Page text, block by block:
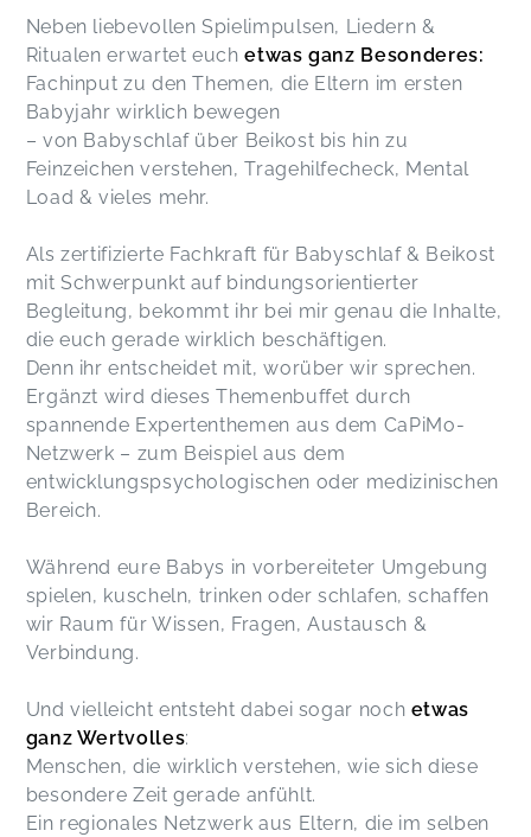
Neben liebevollen Spielimpulsen, Liedern &
Ritualen erwartet euchetwas ganz Besonderes:
Fachinput zu den Themen, die Eltern im ersten
Babyjahr wirklich bewegen
– von Babyschlaf über Beikost bis hin zu
Feinzeichen verstehen, Tragehilfecheck, Mental
Load & vieles mehr.
Als zertifizierte Fachkraft für Babyschlaf & Beikost
mit Schwerpunkt auf bindungsorientierter
Begleitung, bekommt ihr bei mir genau die Inhalte,
die euch gerade wirklich beschäftigen.
Denn ihr entscheidet mit, worüber wir sprechen.
Ergänzt wird dieses Themenbuffet durch
spannende Expertenthemen aus dem CaPiMo-
Netzwerk – zum Beispiel aus dem
entwicklungspsychologischen oder medizinischen
Bereich.
Während eure Babys in vorbereiteter Umgebung
spielen, kuscheln, trinken oder schlafen, schaffen
wir Raum für Wissen, Fragen, Austausch &
Verbindung.
Und vielleicht entsteht dabei sogar noch etwas
ganz Wertvolles:
Menschen, die wirklich verstehen, wie sich diese
besondere Zeit gerade anfühlt.
Ein regionales Netzwerk aus Eltern, die im selben